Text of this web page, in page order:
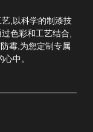
,以科学的制漆技
色彩和工艺结合,
霉,为您定制专属
中。